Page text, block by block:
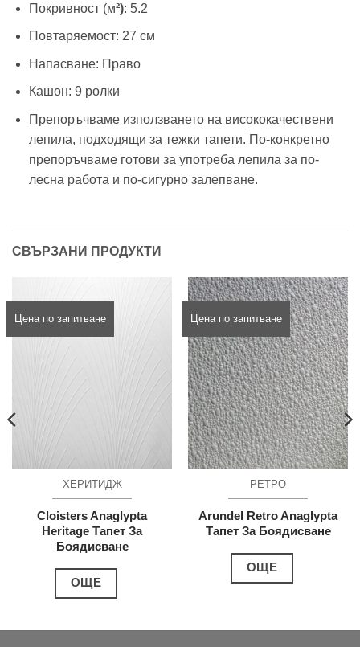
Покривност (м²): 5.2
Повтаряемост: 27 см
Напасване: Право
Кашон: 9 ролки
Препоръчваме използването на висококачествени
лепила, подходящи за тежки тапети. По-конкретно
препоръчваме готови за употреба лепила за по-
лесна работа и по-сигурно залепване.
СВЪРЗАНИ ПРОДУКТИ
Цена по запитване
ХЕРИТИДЖ
Cloisters Anaglypta
Heritage Тапет За
Боядисване
ОЩЕ
Цена по запитване
РЕТРО
Arundel Retro Anaglypta
Тапет За Боядисване
ОЩЕ